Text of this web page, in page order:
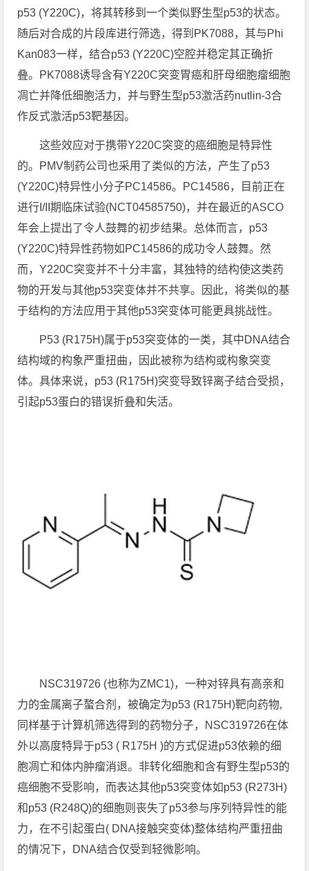
p53 (Y220C)，将其转移到一个类似野生型p53的状态。
随后对合成的片段库进行筛选，得到PK7088，其与Phi
Kan083一样，结合p53 (Y220C)空腔并稳定其正确折
叠。PK7088诱导含有Y220C突变胃癌和肝母细胞瘤细胞
凋亡并降低细胞活力，并与野生型p53激活药nutlin-3合
作反式激活p53靶基因。
这些效应对于携带Y220C突变的癌细胞是特异性
的。PMV制药公司也采用了类似的方法，产生了p53
(Y220C)特异性小分子PC14586。PC14586，目前正在
进行I/II期临床试验(NCT04585750)，并在最近的ASCO
年会上提出了令人鼓舞的初步结果。总体而言，p53
(Y220C)特异性药物如PC14586的成功令人鼓舞。然
而，Y220C突变并不十分丰富，其独特的结构使这类药
物的开发与其他p53突变体并不共享。因此，将类似的基
于结构的方法应用于其他p53突变体可能更具挑战性。
P53 (R175H)属于p53突变体的一类，其中DNA结合
结构域的构象严重扭曲，因此被称为结构或构象突变
体。具体来说，p53 (R175H)突变导致锌离子结合受损，
引起p53蛋白的错误折叠和失活。
NSC319726 (也称为ZMC1)，一种对锌具有高亲和
力的金属离子螯合剂，被确定为p53 (R175H)靶向药物,
同样基于计算机筛选得到的药物分子，NSC319726在体
外以高度特异于p53 ( R175H )的方式促进p53依赖的细
胞凋亡和体内肿瘤消退。非转化细胞和含有野生型p53的
癌细胞不受影响，而表达其他p53突变体如p53 (R273H)
和p53 (R248Q)的细胞则丧失了p53参与序列特异性的能
力，在不引起蛋白( DNA接触突变体)整体结构严重扭曲
的情况下，DNA结合仅受到轻微影响。